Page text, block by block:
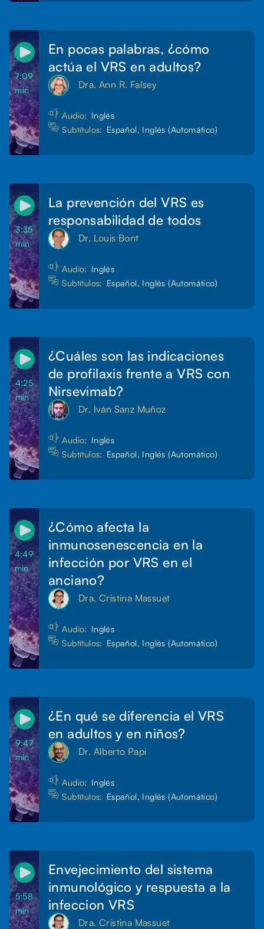
7:09
min
En pocas palabras, ¿cómo
actúa el VRS en adultos?
Dra. Ann R. Falsey
Audio: Inglés
Subtítulos: Español, Inglés (Automático)
3:35
min
La prevención del VRS es
responsabilidad de todos
Dr. Louis Bont
Audio: Inglés
Subtítulos: Español, Inglés (Automático)
4:25
min
¿Cuáles son las indicaciones
de profilaxis frente a VRS con
Nirsevimab?
Dr. Iván Sanz Muñoz
Audio: Inglés
Subtítulos: Español, Inglés (Automático)
4:49
min
¿Cómo afecta la
inmunosenescencia en la
infección por VRS en el
anciano?
Dra. Cristina Massuet
Audio: Inglés
Subtítulos: Español, Inglés (Automático)
9:47
min
¿En qué se diferencia el VRS
en adultos y en niños?
Dr. Alberto Papi
Audio: Inglés
Subtítulos: Español, Inglés (Automático)
5:58
min
Envejecimiento del sistema
inmunológico y respuesta a la
infeccion VRS
Dra. Cristina Massuet